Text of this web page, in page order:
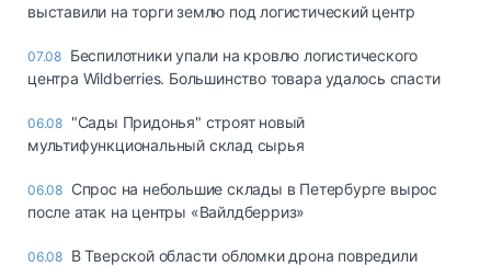
выставили на торги землю под логистический центр
07.08 Беспилотники упали на кровлю логистического
центра Wildberries. Большинство товара удалось спасти
06.08 "Сады Придонья" строят новый
мультифункциональный склад сырья
06.08 Спрос на небольшие склады в Петербурге вырос
после атак на центры «Вайлдберриз»
06.08 В Тверской области обломки дрона повредили